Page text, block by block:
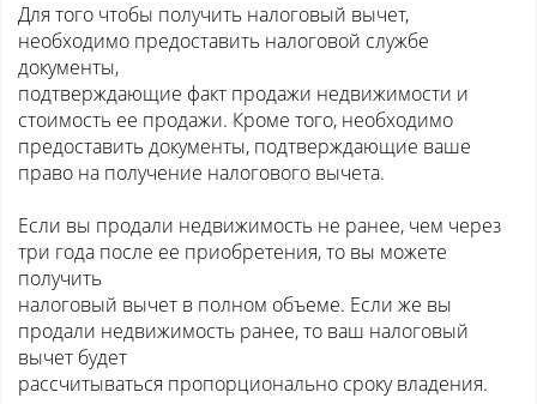
Для того чтобы получить налоговый вычет,
необходимо предоставить налоговой службе
документы,
подтверждающие факт продажи недвижимости и
стоимость ее продажи. Кроме того, необходимо
предоставить документы, подтверждающие ваше
право на получение налогового вычета.
Если вы продали недвижимость не ранее, чем через
три года после ее приобретения, то вы можете
получить
налоговый вычет в полном объеме. Если же вы
продали недвижимость ранее, то ваш налоговый
вычет будет
рассчитываться пропорционально сроку владения.